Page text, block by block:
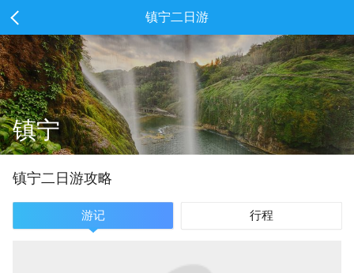
镇宁二日游
镇宁
镇宁二 日游攻略
游记 行程